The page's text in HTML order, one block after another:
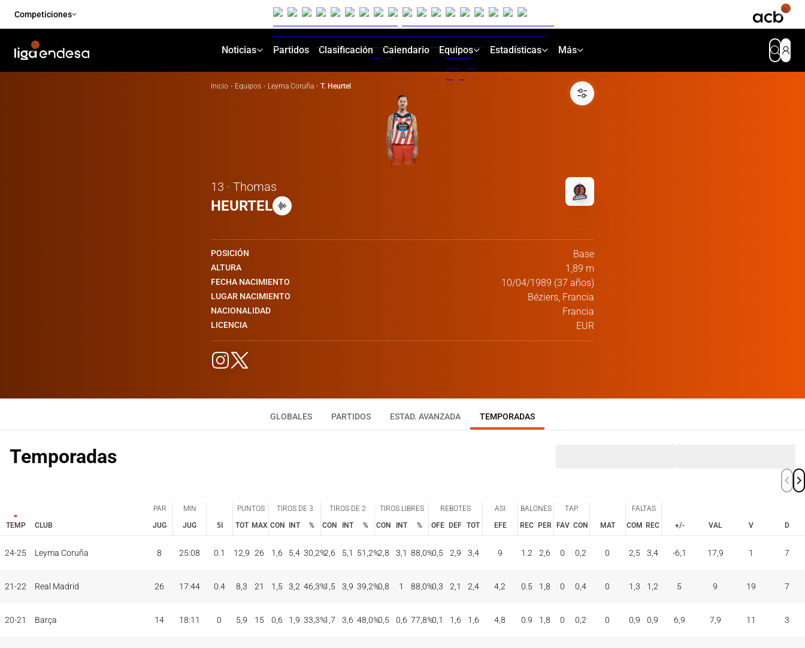
Competiciones
Noticias Partidos Clasificación Calendario Equipos Estadísticas Más
Inicio · Equipos · Leyma Coruña · T. Heurtel
13 · Thomas
HEURTEL
POSICIÓN Base
ALTURA 1,89 m
FECHA NACIMIENTO 10/04/1989 (37 años)
LUGAR NACIMIENTO Béziers, Francia
NACIONALIDAD Francia
LICENCIA EUR
GLOBALES PARTIDOS ESTAD. AVANZADA TEMPORADAS
Temporadas
TEMP CLUB
PAR
MIN
5I
PUNTOS TIROS DE 3 TIROS DE 2 TIROS LIBRES REBOTES ASI BALONES
TAP.
MAT
FALTAS
+/-
VAL V D
JUG JUG TOT MAX CON INT % CON INT % CON INT % OFE DEF TOT EFE REC PER FAV CON COM REC
CLUB
+/-
VAL
24-25 Leyma Coruña 8 25:08 0.1 12,9 26 1,6 5,4 30,2%2,6 5,1 51,2%2,8 3,1 88,0%0,5 2,9 3,4 9 1.2 2,6 0 0,2 0 2,5 3,4 -6,1 17,9 1 7
21-22 Real Madrid 26 17:44 0.4 8,3 21 1,5 3,2 46,3%1,5 3,9 39,2%0,8 1 88,0%0,3 2,1 2,4 4,2 0.5 1,8 0 0,4 0 1,3 1,2 5 9 19 7
20-21 Barça 14 18:11 0 5,9 15 0,6 1,9 33,3%1,7 3,6 48,0%0,5 0,6 77,8%0,1 1,6 1,6 4,8 0.9 1,8 0 0,2 0 0,9 0,9 6,9 7,9 11 3